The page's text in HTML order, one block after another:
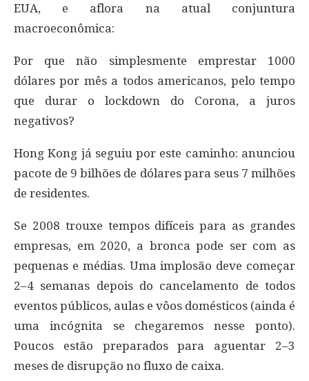
EUA, e aflora na atual conjuntura
macroeconômica:
Por que não simplesmente emprestar 1000
dólares por mês a todos americanos, pelo tempo
que durar o lockdown do Corona, a juros
negativos?
Hong Kong já seguiu por este caminho: anunciou
pacote de 9 bilhões de dólares para seus 7 milhões
de residentes.
Se 2008 trouxe tempos difíceis para as grandes
empresas, em 2020, a bronca pode ser com as
pequenas e médias. Uma implosão deve começar
2–4 semanas depois do cancelamento de todos
eventos públicos, aulas e vôos domésticos (ainda é
uma incógnita se chegaremos nesse ponto).
Poucos estão preparados para aguentar 2–3
meses de disrupção no fluxo de caixa.